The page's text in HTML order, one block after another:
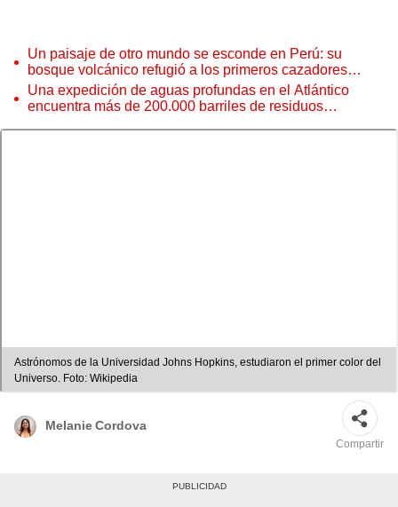
Un paisaje de otro mundo se esconde en Perú: su
bosque volcánico refugió a los primeros cazadores
andinos hace 10.000 años
Una expedición de aguas profundas en el Atlántico
encuentra más de 200.000 barriles de residuos
Astrónomos de la Universidad Johns Hopkins, estudiaron el primer color del
Universo. Foto: Wikipedia
Melanie Cordova
Compartir